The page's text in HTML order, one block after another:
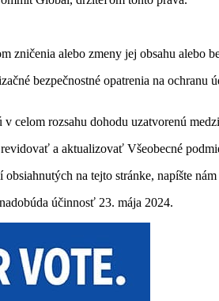
zničenia alebo zmeny jej obsahu
bezpečnostné opatrenia na
celom rozsahu dohodu uzatvorenú
a aktualizovať Všeobecné
na tejto stránke, napíšte nám
účinnosť 23. mája 2024.